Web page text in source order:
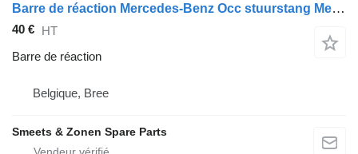
Barre de réaction Mercedes-Benz Occ stuurstang Mercedes Actros MP4 pour camion
40 € HT
Barre de réaction
Belgique, Bree
Smeets & Zonen Spare Parts